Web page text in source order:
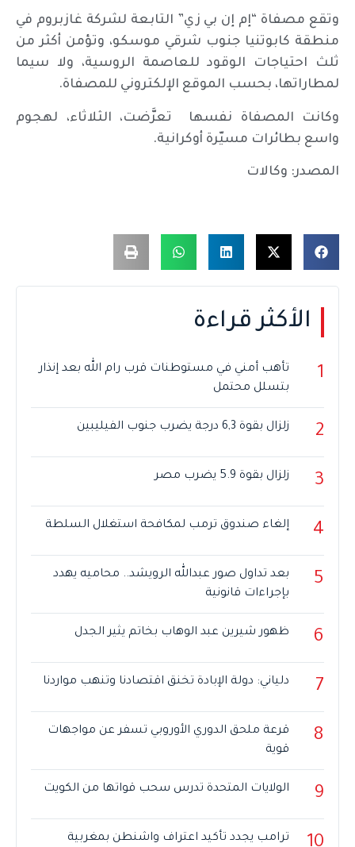
وتقع مصفاة “إم إن بي زي” التابعة لشركة غازبروم في
منطقة كابوتنيا جنوب شرقي موسكو، وتؤمن أكثر من
ثلث احتياجات الوقود للعاصمة الروسية، ولا سيما
لمطاراتها، بحسب الموقع الإلكتروني للمصفاة.
وكانت المصفاة نفسها تعرَّضت، الثلاثاء، لهجوم
واسع بطائرات مسيّرة أوكرانية.
المصدر: وكالات
الأكثر قراءة
1
تأهب أمني في مستوطنات قرب رام الله بعد إنذار
بتسلل محتمل
2 زلزال بقوة 6,3 درجة يضرب جنوب الفيليبين
3 زلزال بقوة 5.9 يضرب مصر
4 إلغاء صندوق ترمب لمكافحة استغلال السلطة
5
بعد تداول صور عبدالله الرويشد.. محاميه يهدد
بإجراءات قانونية
6 ظهور شيرين عبد الوهاب بخاتم يثير الجدل
7 دلياني: دولة الإبادة تخنق اقتصادنا وتنهب مواردنا
8
قرعة ملحق الدوري الأوروبي تسفر عن مواجهات
قوية
9 الولايات المتحدة تدرس سحب قواتها من الكويت
ترامب يجدد تأكيد اعتراف واشنطن بمغربية